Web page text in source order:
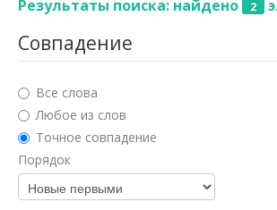
Географические науки
Педагогические науки
Медицинские науки
Фармацевтические науки
Результаты поиска: найдено 2
Совпадение
Все слова
Любое из слов
Точное совпадение
Порядок